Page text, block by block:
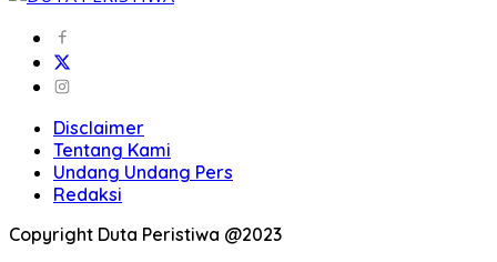
Disclaimer
Tentang Kami
Undang Undang Pers
Redaksi
Copyright Duta Peristiwa @2023